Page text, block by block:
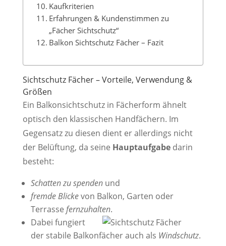
Kaufkriterien
Erfahrungen & Kundenstimmen zu
„Fächer Sichtschutz“
Balkon Sichtschutz Fächer – Fazit
Sichtschutz Fächer – Vorteile, Verwendung &
Größen
Ein Balkonsichtschutz in Fächerform ähnelt
optisch den klassischen Handfächern. Im
Gegensatz zu diesen dient er allerdings nicht
der Belüftung, da seine Hauptaufgabedarin
besteht:
Schatten zu spendenund
fremde Blickevon Balkon, Garten oder
Terrasse fernzuhalten.
Dabei fungiert
der stabile Balkonfächer auch als Windschutz.